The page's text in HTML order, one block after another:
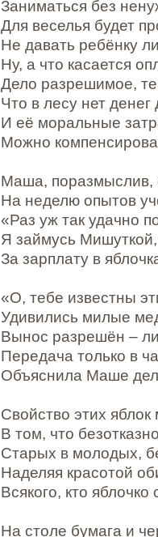
Заниматься без
Для веселья будет
Не давать ребёнку
Ну, а что касается
Дело разрешимое,
Что в лесу нет
И её моральные
Можно
Маша, поразмыслив,
На неделю опытов
«Раз уж так удачно
Я займусь
За зарплату в
«О, тебе известны
Удивились милые
Вынос разрешён –
Передача только в
Объяснила Маше
Свойство этих
В том, что
Старых в молодых,
Наделяя красотой
Всякого, кто яблочко
На столе бумага и